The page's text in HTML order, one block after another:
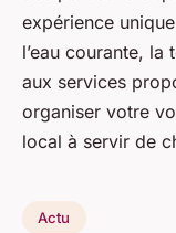
expérience
l’eau courante, la
aux services
organiser votre
local à servir de
Actu